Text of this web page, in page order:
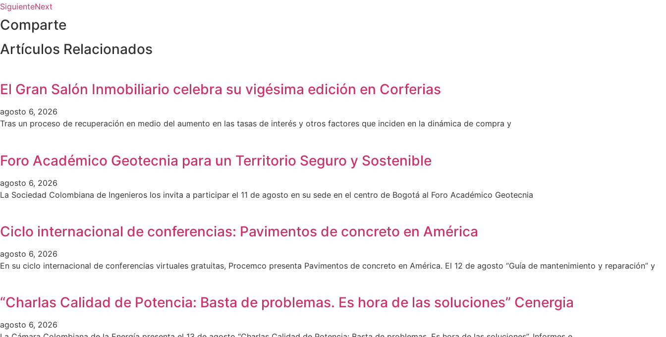
SiguienteNext
Comparte
Artículos Relacionados
El Gran Salón Inmobiliario celebra su vigésima edición en Corferias
agosto 6, 2026
Tras un proceso de recuperación en medio del aumento en las tasas de interés y otros factores que inciden en la dinámica de compra y
Foro Académico Geotecnia para un Territorio Seguro y Sostenible
agosto 6, 2026
La Sociedad Colombiana de Ingenieros los invita a participar el 11 de agosto en su sede en el centro de Bogotá al Foro Académico Geotecnia
Ciclo internacional de conferencias: Pavimentos de concreto en América
agosto 6, 2026
En su ciclo internacional de conferencias virtuales gratuitas, Procemco presenta Pavimentos de concreto en América. El 12 de agosto “Guía de mantenimiento y reparación” y
“Charlas Calidad de Potencia: Basta de problemas. Es hora de las soluciones” Cenergia
agosto 6, 2026